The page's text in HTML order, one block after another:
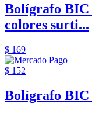
Bolígrafo BIC
colores surti...
$ 169
$ 152
Bolígrafo BIC